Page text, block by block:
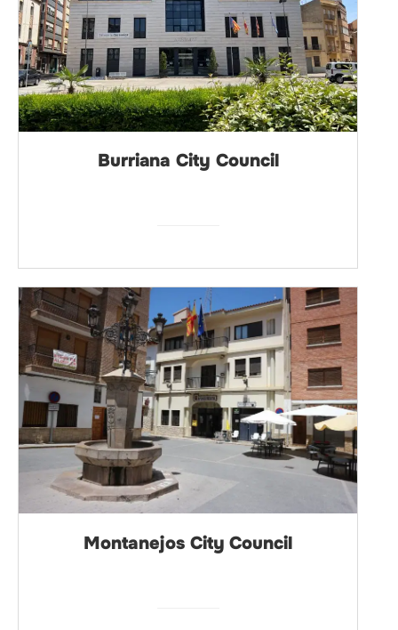
Burriana City Council
Montanejos City Council